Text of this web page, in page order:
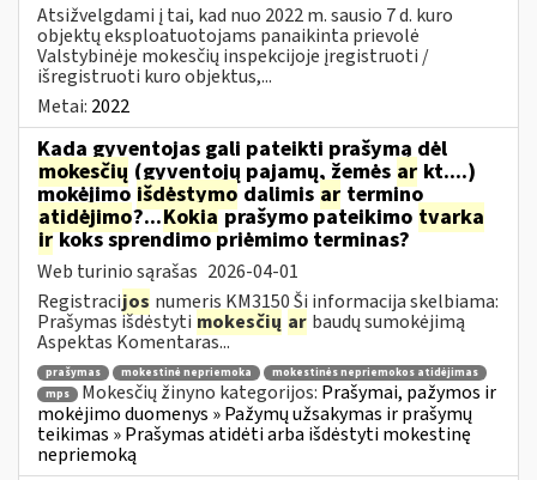
Atsižvelgdami į tai, kad nuo 2022 m. sausio 7 d. kuro
objektų eksploatuotojams panaikinta prievolė
Valstybinėje mokesčių inspekcijoje įregistruoti /
išregistruoti kuro objektus,...
Metai: 2022
Kada gyventojas gali pateikti prašymą dėl
mokesčių (gyventojų pajamų, žemės ar kt....)
mokėjimo išdėstymo dalimis ar termino
atidėjimo?...Kokiaprašymo pateikimo tvarka
irkoks sprendimo priėmimo terminas?
Web turinio sąrašas 2026-04-01
Registracijos numeris KM3150 Ši informacija skelbiama:
Prašymas išdėstyti mokesčių ar baudų sumokėjimą
Aspektas Komentaras...
prašymas mokestinė nepriemoka
mokestinės nepriemokos atidėjimas
mps
Mokesčių žinyno kategorijos: Prašymai, pažymos ir
mokėjimo duomenys » Pažymų užsakymas ir prašymų
teikimas » Prašymas atidėti arba išdėstyti mokestinę
nepriemoką